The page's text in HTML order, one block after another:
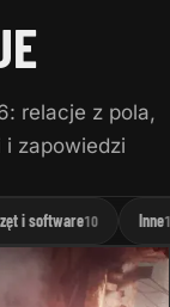
relacje z pola,
zapowiedzi
i software10 Inne